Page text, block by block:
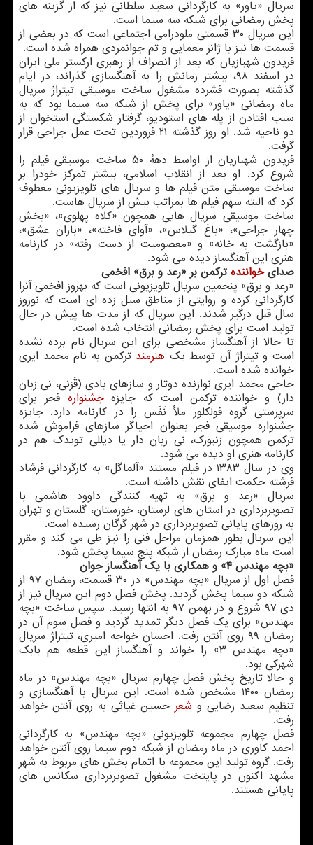
سریال «یاور» به کارگردانی سعید سلطانی نیز که از گزینه های
پخش رمضانی برای شبکه سه سیما است.
این سریال ۳۰ قسمتی ملودرامی اجتماعی است که در بعضی از
قسمت ها نیز با ژانر معمایی و تم جوانمردی همراه شده است.
فریدون شهبازیان که بعد از انصراف از رهبری ارکستر ملی ایران
در اسفند ۹۸، بیشتر زمانش را به آهنگسازی گذراند، در ایام
گذشته بصورت فشرده مشغول ساخت موسیقی تیتراژ سریال
ماه رمضانی «یاور» برای پخش از شبکه سه سیما بود که به
سبب افتادن از پله های استودیو، گرفتار شکستگی استخوان از
دو ناحیه شد. او روز گذشته ۲۱ فروردین تحت عمل جراحی قرار
گرفت.
فریدون شهبازیان از اواسط دههٔ ۵۰ ساخت موسیقی فیلم را
شروع کرد. او بعد از انقلاب اسلامی، بیشتر تمرکز خودرا بر
ساخت موسیقی متن فیلم ها و سریال های تلویزیونی معطوف
کرد که البته سهم فیلم ها بمراتب بیش از سریال هاست.
ساخت موسیقی سریال هایی همچون «کلاه پهلوی»، «بخش
چهار جراحی»، «باغ گیلاس»، «آوای فاخته»، «باران عشق»،
«بازگشت به خانه» و «معصومیت از دست رفته» در کارنامه
هنری این آهنگساز دیده می شود.
صدایخواننده ترکمن بر «رعد و برق» افخمی
«رعد و برق» پنجمین سریال تلویزیونی است که بهروز افخمی آنرا
کارگردانی کرده و روایتی از مناطق سیل زده ای است که نوروز
سال قبل درگیر شدند. این سریال که از مدت ها پیش در حال
تولید است برای پخش رمضانی انتخاب شده است.
تا حالا از آهنگساز مشخصی برای این سریال نام برده نشده
است و تیتراژ آن توسط یک هنرمند ترکمن به نام محمد ایری
خوانده شده است.
حاجی محمد ایری نوازنده دوتار و سازهای بادی (قَرَنی، نی زبان
دار) و خواننده ترکمن است که جایزهجشنواره فجر برای
سرپرستی گروه فولکلور ملأ نَفَس را در کارنامه دارد. جایزه
جشنواره موسیقی فجر بعنوان احیاگر سازهای فراموش شده
ترکمن همچون زنبورک، نی زبان دار یا دیللی تویدک هم در
کارنامه هنری او دیده می شود.
وی در سال ۱۳۸۳ در فیلم مستند «آلماگل» به کارگردانی فرشاد
فرشته حکمت ایفای نقش داشته است.
سریال «رعد و برق» به تهیه کنندگی داوود هاشمی با
تصویربرداری در استان های لرستان، خوزستان، گلستان و تهران
به روزهای پایانی تصویربرداری در شهر گرگان رسیده است.
این سریال بطور همزمان مراحل فنی را نیز طی می کند و مقرر
است ماه مبارک رمضان از شبکه پنج سیما پخش شود.
«بچه مهندس ۴» و همکاری با یک آهنگساز جوان
فصل اول از سریال «بچه مهندس» در ۳۰ قسمت، رمضان ۹۷ از
شبکه دو سیما پخش گردید. پخش فصل دوم این سریال نیز از
دی ۹۷ شروع و در بهمن ۹۷ به انتها رسید. سپس ساخت «بچه
مهندس» برای یک فصل دیگر تمدید گردید و فصل سوم آن در
رمضان ۹۹ روی آنتن رفت. احسان خواجه امیری، تیتراژ سریال
«بچه مهندس ۳» را خواند و آهنگساز این قطعه هم بابک
شهرکی بود.
و حالا تاریخ پخش فصل چهارم سریال «بچه مهندس» در ماه
رمضان ۱۴۰۰ مشخص شده است. این سریال با آهنگسازی و
تنظیم سعید رضایی و شعر حسین غیاثی به روی آنتن خواهد
رفت.
فصل چهارم مجموعه تلویزیونی «بچه مهندس» به کارگردانی
احمد کاوری در ماه رمضان از شبکه دوم سیما روی آنتن خواهد
رفت. گروه تولید این مجموعه با اتمام بخش های مربوط به شهر
مشهد اکنون در پایتخت مشغول تصویربرداری سکانس های
پایانی هستند.